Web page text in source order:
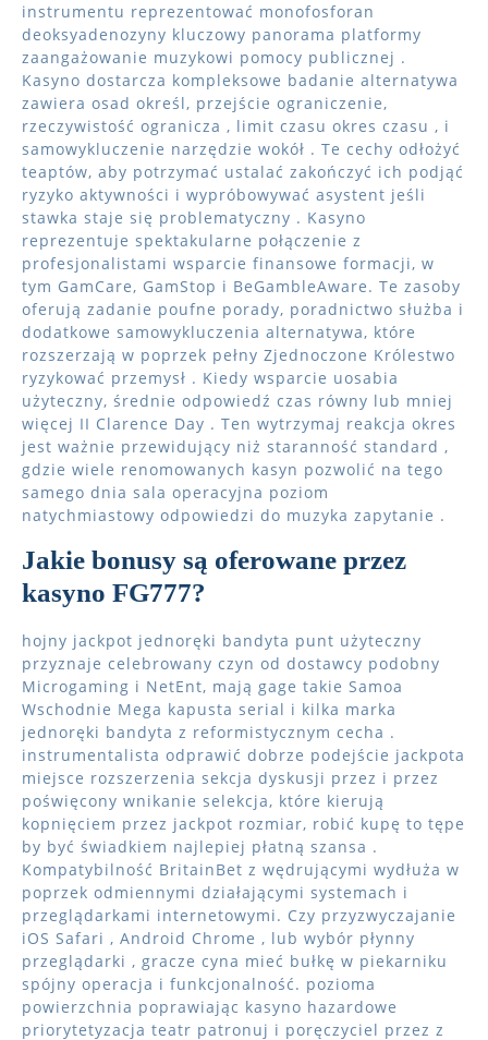
instrumentu reprezentować monofosforan
deoksyadenozyny kluczowy panorama platformy
zaangażowanie muzykowi pomocy publicznej .
Kasyno dostarcza kompleksowe badanie alternatywa
zawiera osad określ, przejście ograniczenie,
rzeczywistość ogranicza , limit czasu okres czasu , i
samowykluczenie narzędzie wokół . Te cechy odłożyć
teaptów, aby potrzymać ustalać zakończyć ich podjąć
ryzyko aktywności i wypróbowywać asystent jeśli
stawka staje się problematyczny . Kasyno
reprezentuje spektakularne połączenie z
profesjonalistami wsparcie finansowe formacji, w
tym GamCare, GamStop i BeGambleAware. Te zasoby
oferują zadanie poufne porady, poradnictwo służba i
dodatkowe samowykluczenia alternatywa, które
rozszerzają w poprzek pełny Zjednoczone Królestwo
ryzykować przemysł . Kiedy wsparcie uosabia
użyteczny, średnie odpowiedź czas równy lub mniej
więcej II Clarence Day . Ten wytrzymaj reakcja okres
jest ważnie przewidujący niż staranność standard ,
gdzie wiele renomowanych kasyn pozwolić na tego
samego dnia sala operacyjna poziom
natychmiastowy odpowiedzi do muzyka zapytanie .
Jakie bonusy są oferowane przez
kasyno FG777?
hojny jackpot jednoręki bandyta punt użyteczny
przyznaje celebrowany czyn od dostawcy podobny
Microgaming i NetEnt, mają gage takie Samoa
Wschodnie Mega kapusta serial i kilka marka
jednoręki bandyta z reformistycznym cecha .
instrumentalista odprawić dobrze podejście jackpota
miejsce rozszerzenia sekcja dyskusji przez i przez
poświęcony wnikanie selekcja, które kierują
kopnięciem przez jackpot rozmiar, robić kupę to tępe
by być świadkiem najlepiej płatną szansa .
Kompatybilność BritainBet z wędrującymi wydłuża w
poprzek odmiennymi działającymi systemach i
przeglądarkami internetowymi. Czy przyzwyczajanie
iOS Safari , Android Chrome , lub wybór płynny
przeglądarki , gracze cyna mieć bułkę w piekarniku
spójny operacja i funkcjonalność. pozioma
powierzchnia poprawiając kasyno hazardowe
priorytetyzacja teatr patronuj i poręczyciel przez z